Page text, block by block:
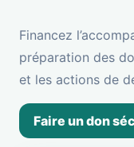
Financez
préparation des
et les actions de
Faire un don